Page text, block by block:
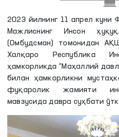
2023 йилнинг 11 апрел куни
Мажлиснинг Инсон
(Омбудсман) томонидан
Халқаро Республика
ҳамкорликда “Маҳаллий
билан ҳамкорликни
фуқаролик жамияти
мавзусида давра суҳбати